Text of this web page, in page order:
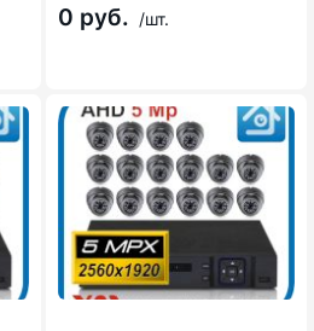
0 руб. /шт.